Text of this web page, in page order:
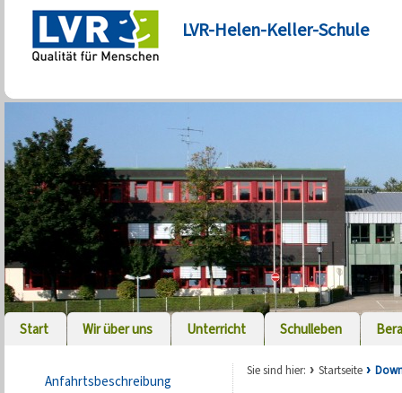
LVR-Helen-Keller-Schule
Start Wir über uns Unterricht Schulleben
Anfahrtsbeschreibung
Sie sind hier: Startseite